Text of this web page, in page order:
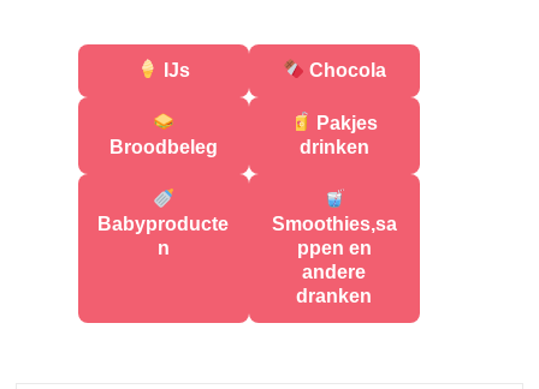
IJs Chocola
Broodbeleg
Pakjes
drinken
Babyproducte
n
Smoothies,sa
ppen en
andere
dranken